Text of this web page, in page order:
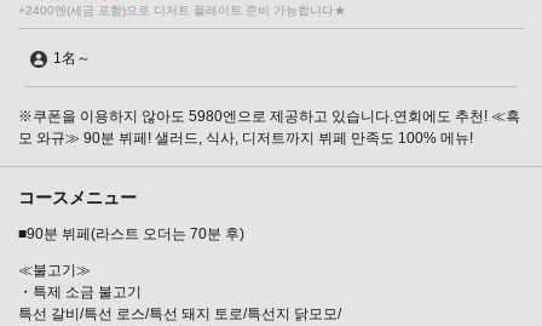
+2400엔(세금 포함)으로 디저트 플레이트 준비 가능합니다★
1名 ～
※쿠폰을 이용하지 않아도 5980엔으로 제공하고 있습니다.연회에도 추천! ≪흑
모 와규≫ 90분 뷔페! 샐러드, 식사, 디저트까지 뷔페 만족도 100% 메뉴!
コースメニュー
■90분 뷔페(라스트 오더는 70분 후)
≪불고기≫
・특제 소금 불고기
특선 갈비/특선 로스/특선 돼지 토로/특선지 닭모모/